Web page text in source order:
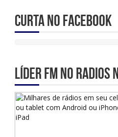
Curta no Facebook
Líder Fm no Radios